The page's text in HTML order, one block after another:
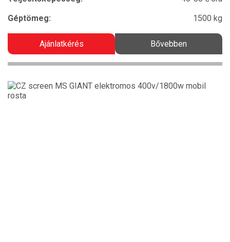
Géptömeg:
1500 kg
Ajánlatkérés Bővebben